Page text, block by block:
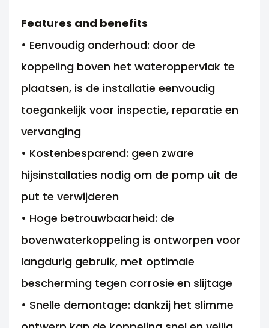
Features and benefits
• Eenvoudig onderhoud: door de
koppeling boven het wateroppervlak te
plaatsen, is de installatie eenvoudig
toegankelijk voor inspectie, reparatie en
vervanging
• Kostenbesparend: geen zware
hijsinstallaties nodig om de pomp uit de
put te verwijderen
• Hoge betrouwbaarheid: de
bovenwaterkoppeling is ontworpen voor
langdurig gebruik, met optimale
bescherming tegen corrosie en slijtage
• Snelle demontage: dankzij het slimme